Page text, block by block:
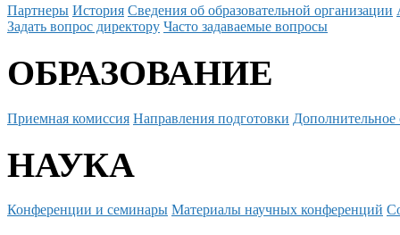
Партнеры История Сведения об образовательной организации
Задать вопрос директору Часто задаваемые вопросы
ОБРАЗОВАНИЕ
Приемная комиссия Направления подготовки Дополнительное
НАУКА
Конференции и семинары Материалы научных конференций